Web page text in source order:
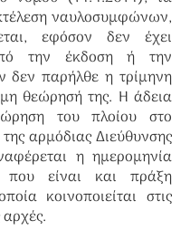
ναυλοσυμφώνων,
εφόσον δεν έχει
την έκδοση ή την
δεν παρήλθε η τρίμηνη
θεώρησή της. Η άδεια
του πλοίου στο
αρμόδιας Διεύθυνσης
η ημερομηνία
είναι και πράξη
κοινοποιείται στις